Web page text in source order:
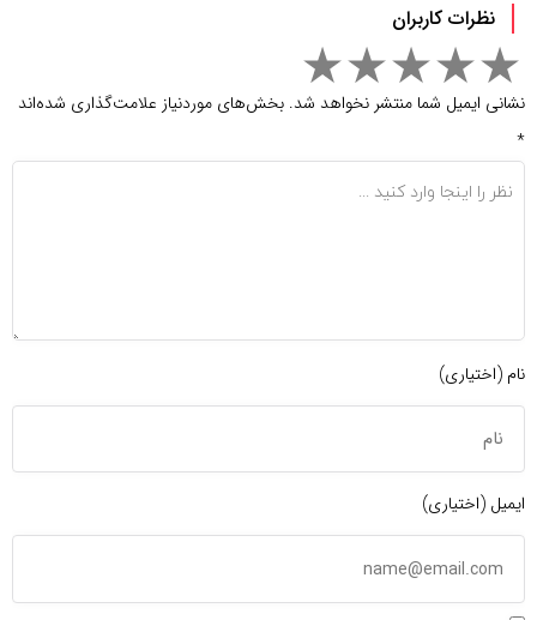
نظرات کاربران
نشانی ایمیل شما منتشر نخواهد شد. بخش‌های موردنیاز علامت‌گذاری شده‌اند
*
نام (اختیاری)
ایمیل (اختیاری)